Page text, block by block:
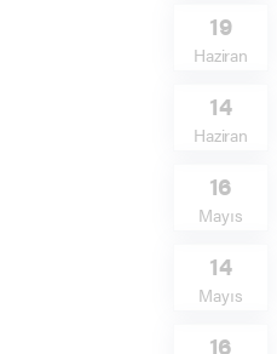
19
Haziran
14
Haziran
16
Mayıs
14
Mayıs
16